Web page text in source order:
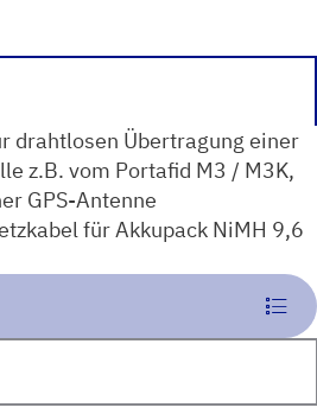
drahtlosen Übertragung einer
z.B. vom Portafid M3 / M3K,
GPS-Antenne
für Akkupack NiMH 9,6